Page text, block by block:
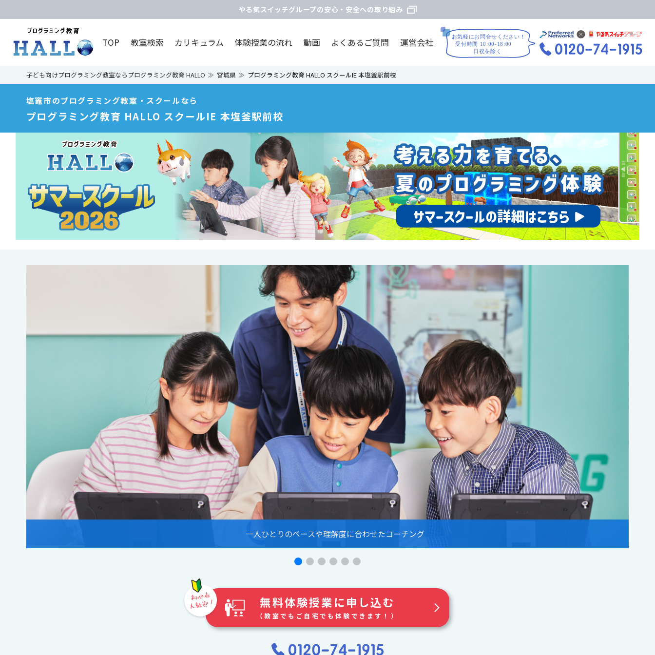
やる気スイッチグループの安心・安全への取り組み
TOP 教室検索 カリキュラム 体験授業の流れ 動画 よくあるご質問 運営会社
子ども向けプログラミング教室ならプログラミング教育 HALLO 宮城県 プログラミング教育 HALLO スクールIE 本塩釜駅前校
塩竈市のプログラミング教室・スクールなら
プログラミング教育 HALLO スクールIE 本塩釜駅前校
圧倒的な世界観とグラフィック
無料体験授業に申し込む
（教室でもご自宅でも体験できます！）